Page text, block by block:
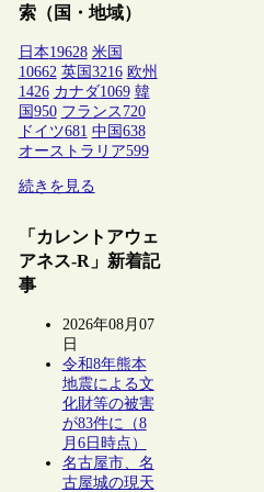
索（国・地域）
日本19628 米国
10662 英国 3216 欧州
1426 カナダ1069 韓
国 950 フランス 720
ドイツ681 中国 638
オーストラリア599
続きを見る
「カレントアウェ
アネス-R」新着記
事
2026年08月07
日
令和8年熊本
地震による文
化財等の被害
が83件に（8
月6日時点）
名古屋市、名
古屋城の現天